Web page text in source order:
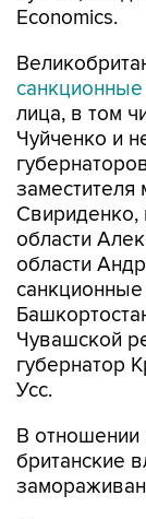
Economics.
санкционные
лица, в том
Чуйченко и
заместителя
Свириденко,
области
области
Чувашской
губернатор
Усс.
В отношении
британские